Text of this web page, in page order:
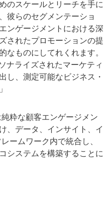
のスケールとリーチを手に
彼らのセグメンテーショ
ンゲージメントにおける深
されたプロモーションの提
ものにしてれくれます。
ナライズされたマーケティ
し、測定可能なビジネス・
粋な顧客エンゲージメン
、データ、インサイト、イ
ームワーク内で統合し、
システムを構築することに